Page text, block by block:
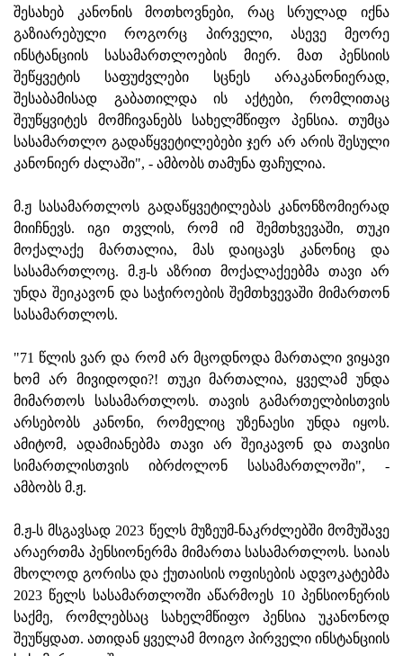
შესახებ კანონის მოთხოვნები, რაც სრულად იქნა
გაზიარებული როგორც პირველი, ასევე მეორე
ინსტანციის სასამართლოების მიერ. მათ პენსიის
შეწყვეტის საფუძვლები სცნეს არაკანონიერად,
შესაბამისად გაბათილდა ის აქტები, რომლითაც
შეუწყვიტეს მომჩივანებს სახელმწიფო პენსია. თუმცა
სასამართლო გადაწყვეტილებები ჯერ არ არის შესული
კანონიერ ძალაში", - ამბობს თამუნა ფაჩულია.
მ.ჟ სასამართლოს გადაწყვეტილებას კანონზომიერად
მიიჩნევს. იგი თვლის, რომ იმ შემთხვევაში, თუკი
მოქალაქე მართალია, მას დაიცავს კანონიც და
სასამართლოც. მ.ჟ-ს აზრით მოქალაქეებმა თავი არ
უნდა შეიკავონ და საჭიროების შემთხვევაში მიმართონ
სასამართლოს.
"71 წლის ვარ და რომ არ მცოდნოდა მართალი ვიყავი
ხომ არ მივიდოდი?! თუკი მართალია, ყველამ უნდა
მიმართოს სასამართლოს. თავის გამართელბისთვის
არსებობს კანონი, რომელიც უზენაესი უნდა იყოს.
ამიტომ, ადამიანებმა თავი არ შეიკავონ და თავისი
სიმართლისთვის იბრძოლონ სასამართლოში", -
ამბობს მ.ჟ.
მ.ჟ-ს მსგავსად 2023 წელს მუზეუმ-ნაკრძლებში მომუშავე
არაერთმა პენსიონერმა მიმართა სასამართლოს. საიას
მხოლოდ გორისა და ქუთაისის ოფისების ადვოკატებმა
2023 წელს სასამართლოში აწარმოეს 10 პენსიონერის
საქმე, რომლებსაც სახელმწიფო პენსია უკანონოდ
შეუწყდათ. ათიდან ყველამ მოიგო პირველი ინსტანციის